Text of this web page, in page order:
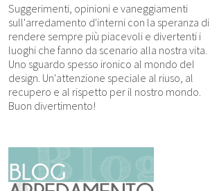
Suggerimenti, opinioni e vaneggiamenti
sull'arredamento d'interni con la speranza di
rendere sempre più piacevoli e divertenti i
luoghi che fanno da scenario alla nostra vita.
Uno sguardo spesso ironico al mondo del
design. Un'attenzione speciale al riuso, al
recupero e al rispetto per il nostro mondo.
Buon divertimento!